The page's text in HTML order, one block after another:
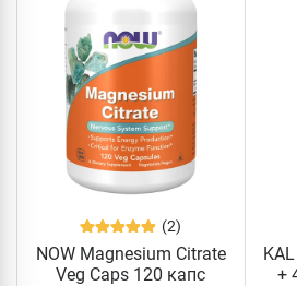
(2)
NOW Magnesium Citrate
Veg Caps 120 капс
+